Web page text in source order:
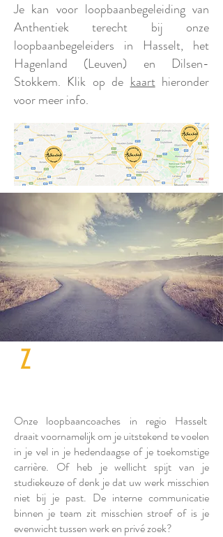
Z
Onze loopbaancoaches in regio Hasselt
draait voornamelijk om je uitstekend te voelen
in je vel in je hedendaagse of je toekomstige
carrière. Of heb je wellicht spijt van je
studiekeuze of denk je dat uw werk misschien
niet bij je past. De interne communicatie
binnen je team zit misschien stroef of is je
evenwicht tussen werk en privé zoek?
Je kan voor loopbaanbegeleiding van
Anthentiek terecht bij onze
loopbaanbegeleiders in Hasselt, het
Hagenland (Leuven) en Dilsen-
Stokkem. Klik op de kaarthieronder
voor meer info.